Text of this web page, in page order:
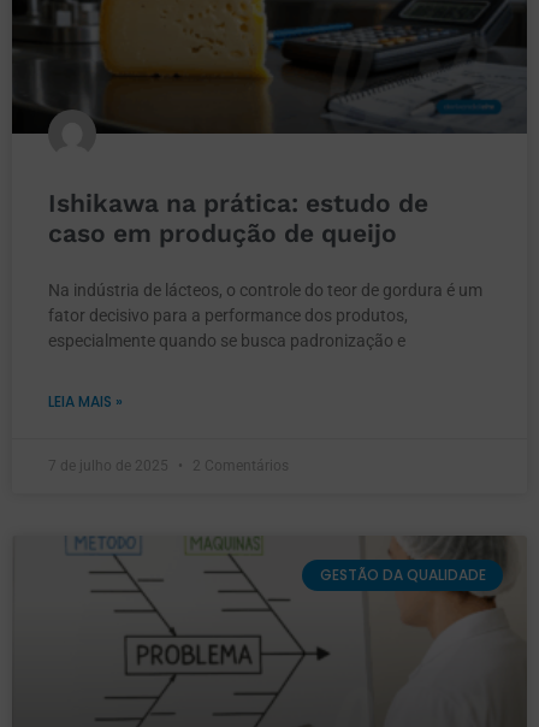
Ishikawa na prática: estudo de
caso em produção de queijo
Na indústria de lácteos, o controle do teor de gordura é um
fator decisivo para a performance dos produtos,
especialmente quando se busca padronização e
LEIA MAIS »
7 de julho de 2025 2 Comentários
GESTÃO DA QUALIDADE